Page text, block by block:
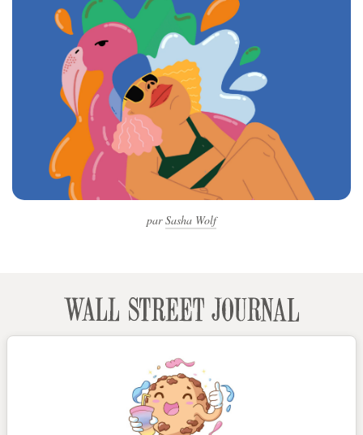
parSasha Wolf